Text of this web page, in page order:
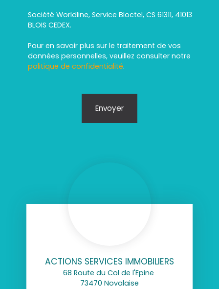
Société Worldline, Service Bloctel, CS 61311, 41013
BLOIS CEDEX.
Pour en savoir plus sur le traitement de vos
données personnelles, veuillez consulter notre
politique de confidentialité.
Envoyer
ACTIONS SERVICES IMMOBILIERS
68 Route du Col de l'Epine
73470 Novalaise